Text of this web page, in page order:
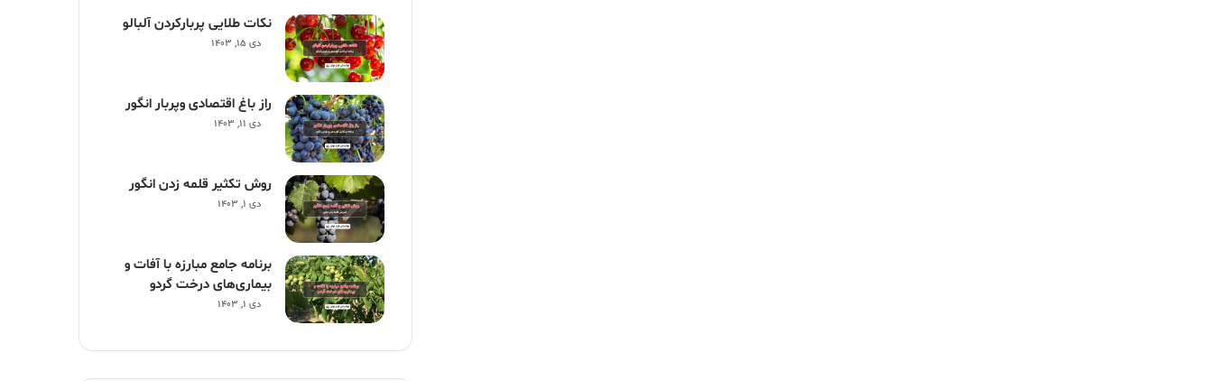
نکات طلایی پربارکردن آلبالو
دی ۱۵, ۱۴۰۳
راز باغ اقتصادی وپربار انگور
دی ۱۱, ۱۴۰۳
روش تکثیر قلمه زدن انگور
دی ۱, ۱۴۰۳
برنامه جامع مبارزه با آفات و
بیماری‌های درخت گردو
دی ۱, ۱۴۰۳